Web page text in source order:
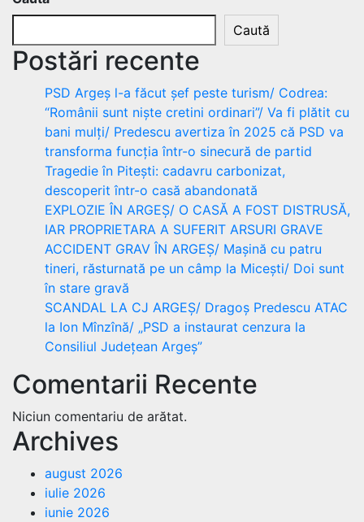
Caută
Postări recente
PSD Argeș l-a făcut șef peste turism/ Codrea:
“Românii sunt niște cretini ordinari”/ Va fi plătit cu
bani mulți/ Predescu avertiza în 2025 că PSD va
transforma funcția într-o sinecură de partid
Tragedie în Pitești: cadavru carbonizat,
descoperit într-o casă abandonată
EXPLOZIE ÎN ARGEȘ/ O CASĂ A FOST DISTRUSĂ,
IAR PROPRIETARA A SUFERIT ARSURI GRAVE
ACCIDENT GRAV ÎN ARGEȘ/ Mașină cu patru
tineri, răsturnată pe un câmp la Micești/ Doi sunt
în stare gravă
SCANDAL LA CJ ARGEȘ/ Dragoș Predescu ATAC
la Ion Mînzînă/ „PSD a instaurat cenzura la
Consiliul Județean Argeș”
Comentarii Recente
Niciun comentariu de arătat.
Archives
august 2026
iulie 2026
iunie 2026